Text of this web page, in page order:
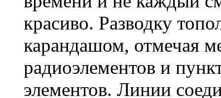
красиво. Разводку
карандашом, отмечая
радиоэлементов и
элементов. Линии